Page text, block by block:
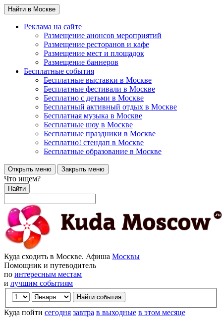
Найти в Москве
Реклама на сайте
Размещение анонсов мероприятий
Размещение ресторанов и кафе
Размещение мест и площадок
Размещение баннеров
Бесплатные события
Бесплатные выставки в Москве
Бесплатные фестивали в Москве
Бесплатно с детьми в Москве
Бесплатный активный отдых в Москве
Бесплатная музыка в Москве
Бесплатные шоу в Москве
Бесплатные праздники в Москве
Бесплатно! стендап в Москве
Бесплатные образование в Москве
Открыть меню Закрыть меню
Что ищем?
Найти
Куда сходить в Москве. Афиша Москвы
Помощник и путеводитель
по интересным местам
и лучшим событиям
Куда пойти сегодня завтра в выходные в этом месяце